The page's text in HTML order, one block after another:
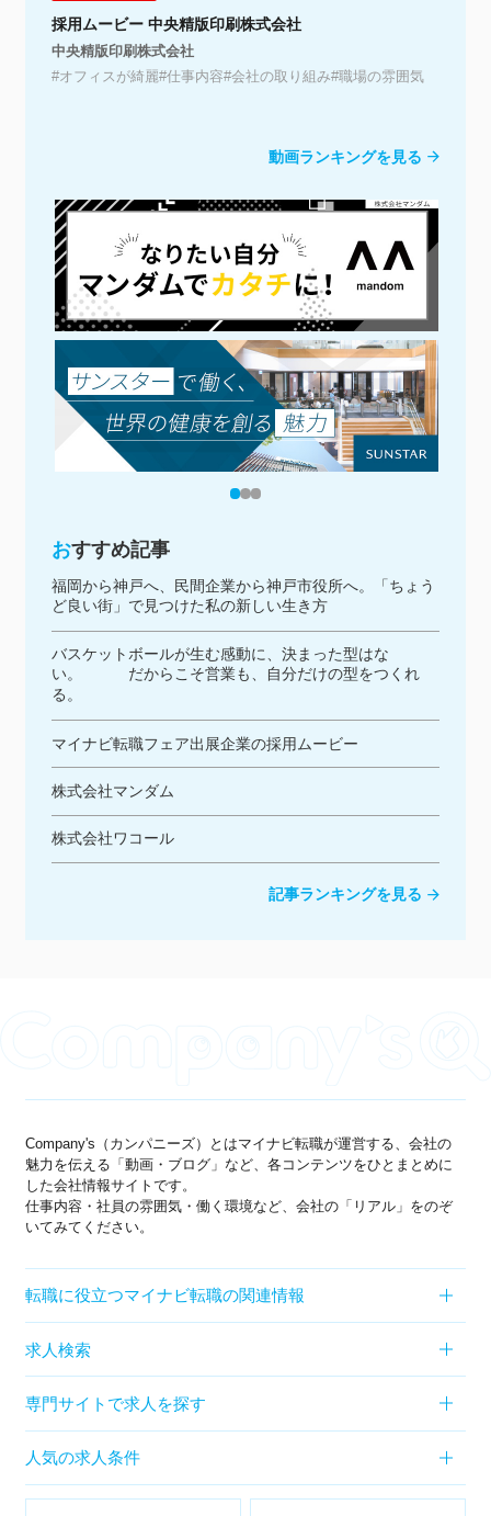
採用ムービー 中央精版印刷株式会社
中央精版印刷株式会社
#オフィスが綺麗#仕事内容#会社の取り組み#職場の雰囲気
動画ランキングを見る
おすすめ記事
福岡から神戸へ、民間企業から神戸市役所へ。「ちょう
ど良い街」で見つけた私の新しい生き方
バスケットボールが生む感動に、決まった型はな
い。 だからこそ営業も、自分だけの型をつくれ
る。
マイナビ転職フェア出展企業の採用ムービー
株式会社マンダム
株式会社ワコール
記事ランキングを見る
Company's（カンパニーズ）とはマイナビ転職が運営する、会社の
魅力を伝える「動画・ブログ」など、各コンテンツをひとまとめに
した会社情報サイトです。
仕事内容・社員の雰囲気・働く環境など、会社の「リアル」をのぞ
いてみてください。
転職に役立つマイナビ転職の関連情報
求人検索
専門サイトで求人を探す
人気の求人条件